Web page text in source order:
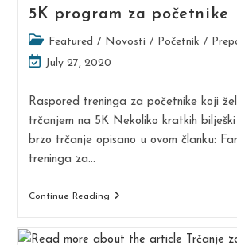
5K program za početnike
Post
category:
Featured / Novosti / Početnik /
Post
modified:
July 27, 2020
Raspored treninga za početnike koji
trčanjem na 5K Nekoliko kratkih
brzo trčanje opisano u ovom članku:
treninga za…
Continue Reading5K
Početnike